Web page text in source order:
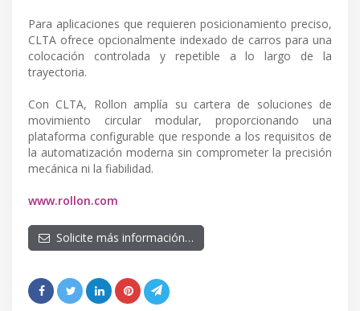
Para aplicaciones que requieren posicionamiento preciso,
CLTA ofrece opcionalmente indexado de carros para una
colocación controlada y repetible a lo largo de la
trayectoria.
Con CLTA, Rollon amplía su cartera de soluciones de
movimiento circular modular, proporcionando una
plataforma configurable que responde a los requisitos de
la automatización moderna sin comprometer la precisión
mecánica ni la fiabilidad.
www.rollon.com
Solicite más información…